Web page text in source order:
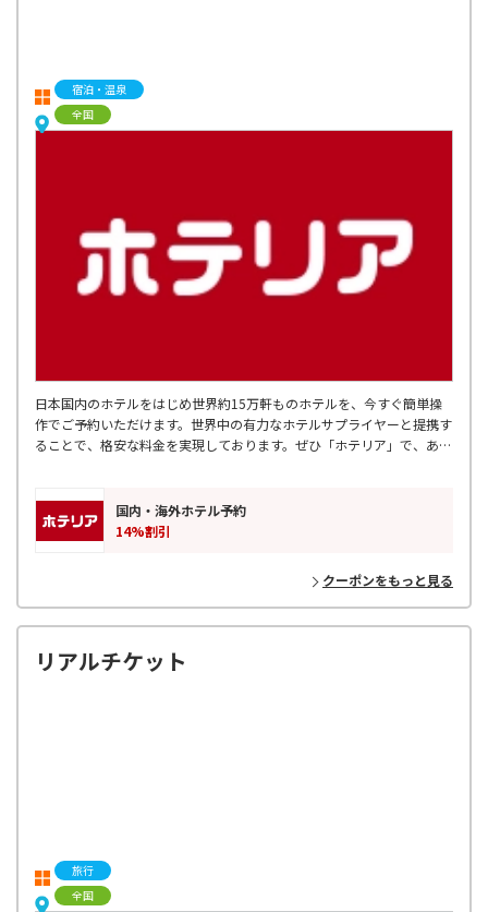
宿泊・温泉
全国
日本国内のホテルをはじめ世界約15万軒ものホテルを、今すぐ簡単操
作でご予約いただけます。世界中の有力なホテルサプライヤーと提携す
ることで、格安な料金を実現しております。ぜひ「ホテリア」で、あな
国内・海外ホテル予約
14%割引
クーポンをもっと見る
リアルチケット
旅行
全国